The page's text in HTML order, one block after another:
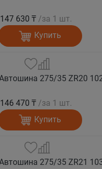
147 630 ₸ /за 1 шт.
Купить
146 470 ₸ /за 1 шт.
Купить